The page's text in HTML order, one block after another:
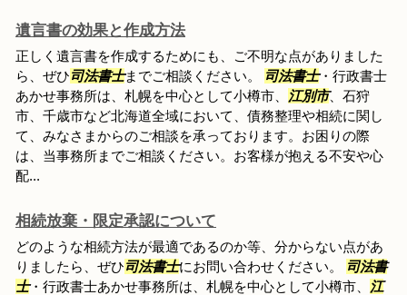
遺言書の効果と作成方法
正しく遺言書を作成するためにも、ご不明な点がありました
ら、ぜひ司法書士までご相談ください。 司法書士・行政書士
あかせ事務所は、札幌を中心として小樽市、
江別市、石狩
市、千歳市など北海道全域において、債務整理や相続に関し
て、みなさまからのご相談を承っております。お困りの際
は、当事務所までご相談ください。お客様が抱える不安や心
配...
相続放棄・限定承認について
どのような相続方法が最適であるのか等、分からない点があ
りましたら、ぜひ司法書士にお問い合わせください。
司法書
士・行政書士あかせ事務所は、札幌を中心として小樽市、
江